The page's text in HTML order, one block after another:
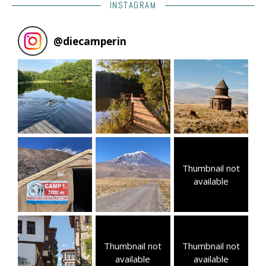
INSTAGRAM
@diecamperin
Thumbnail not
available
Thumbnail not
available
Thumbnail not
available